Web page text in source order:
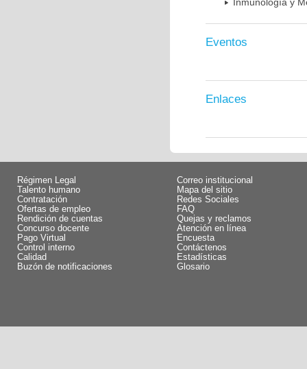
Eventos
Enlaces
Régimen Legal
Talento humano
Contratación
Ofertas de empleo
Rendición de cuentas
Concurso docente
Pago Virtual
Control interno
Calidad
Buzón de notificaciones
Correo institucional
Mapa del sitio
Redes Sociales
FAQ
Quejas y reclamos
Atención en línea
Encuesta
Contáctenos
Estadísticas
Glosario